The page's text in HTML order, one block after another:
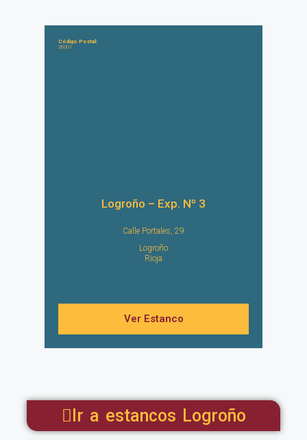
Código Postal:
26001
Logroño – Exp. Nº 3
Calle Portales, 29
Logroño
Rioja
Ver Estanco
Ir a estancos Logroño